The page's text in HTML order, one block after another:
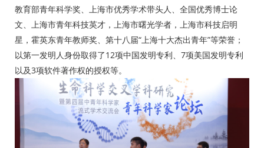
教育部青年科学奖、上海市优秀学术带头人、全国优秀博士论
文、上海市青年科技英才，上海市曙光学者，上海市科技启明
星，霍英东青年教师奖、第十八届“上海十大杰出青年”等荣誉；
以第一发明人身份取得了12项中国发明专利、7项美国发明专利
以及3项软件著作权的授权等。